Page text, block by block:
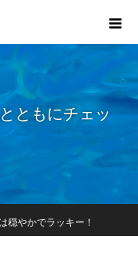
ともにチェッ
穏やかでラッキー！